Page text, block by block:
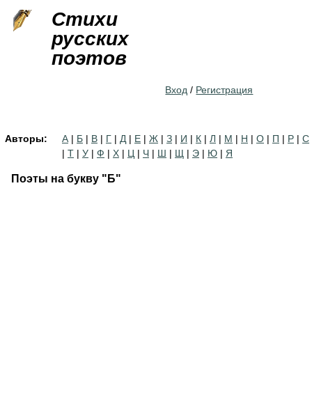
Стихи
русских
поэтов
Вход / Регистрация
Авторы: А | Б | В | Г | Д | Е | Ж | З | И | К | Л | М | Н | О | П | Р | С
| Т | У | Ф | Х | Ц | Ч | Ш | Щ | Э | Ю | Я
Поэты на букву "Б"